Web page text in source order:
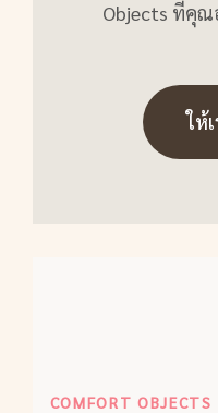
Objects ที่คุ
ให้
COMFORT OBJECTS